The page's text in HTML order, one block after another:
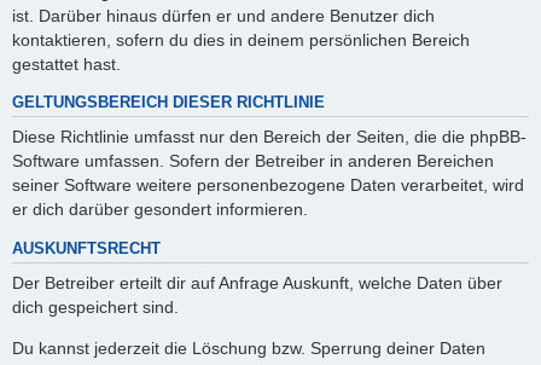
ist. Darüber hinaus dürfen er und andere Benutzer dich
kontaktieren, sofern du dies in deinem persönlichen Bereich
gestattet hast.
GELTUNGSBEREICH DIESER RICHTLINIE
Diese Richtlinie umfasst nur den Bereich der Seiten, die die phpBB-
Software umfassen. Sofern der Betreiber in anderen Bereichen
seiner Software weitere personenbezogene Daten verarbeitet, wird
er dich darüber gesondert informieren.
AUSKUNFTSRECHT
Der Betreiber erteilt dir auf Anfrage Auskunft, welche Daten über
dich gespeichert sind.
Du kannst jederzeit die Löschung bzw. Sperrung deiner Daten